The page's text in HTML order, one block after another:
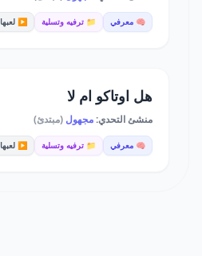
🧠 معرفي 📁 ترفيه وتسلية ▶️ لعبها 10
هل اوتاكو ام لا
منشئ التحدي:مجهول (مبتدئ)
🧠 معرفي 📁 ترفيه وتسلية ▶️ لعبها 4